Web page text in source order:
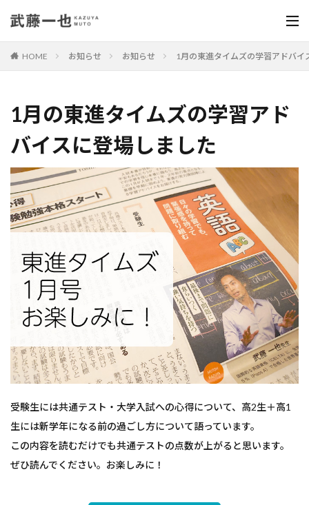
HOME お知らせ お知らせ 1月の東進タイムズの学習アドバイ
1月の東進タイムズの学習アド
バイスに登場しました
受験生には共通テスト・大学入試への心得について、高2生＋高1
生には新学年になる前の過ごし方について語っています。
この内容を読むだけでも共通テストの点数が上がると思います。
ぜひ読んでください。お楽しみに！